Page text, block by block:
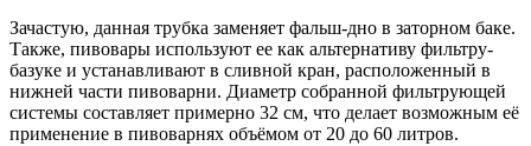
Зачастую, данная трубка заменяет фальш-дно в заторном баке.
Также, пивовары используют ее как альтернативу фильтру-
базуке и устанавливают в сливной кран, расположенный в
нижней части пивоварни. Диаметр собранной фильтрующей
системы составляет примерно 32 см, что делает возможным её
применение в пивоварнях объёмом от 20 до 60 литров.